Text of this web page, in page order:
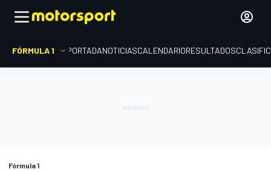
FÓRMULA 1 PORTADANOTICIASCALENDARIORESULTADOS
Fórmula 1